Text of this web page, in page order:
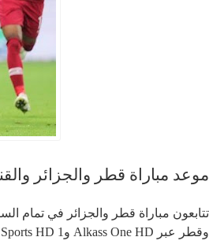
موعد مباراة قطر والجزائر
وقطر عبر Alkass One HD وbeIN Sports HD 1 بجانب موقعنا